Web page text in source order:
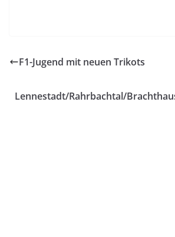
F1-Jugend mit neuen Trikots
Lennestadt/Rahrbachtal/